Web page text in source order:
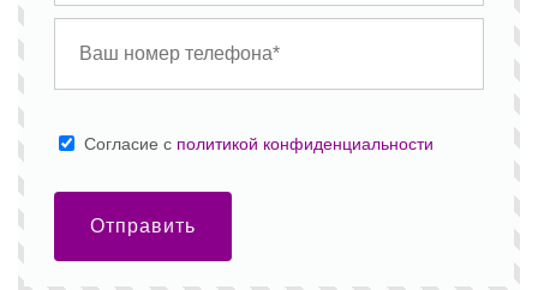
Cогласие с политикой конфиденциальности
Отправить